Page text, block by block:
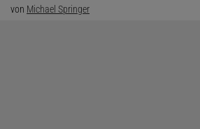
von Michael Springer